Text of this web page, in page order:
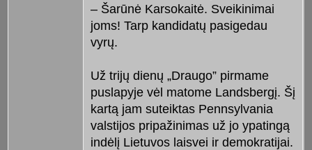
– Šarūnė Karsokaitė. Sveikinimai
joms! Tarp kandidatų pasigedau
vyrų.
Už trijų dienų „Draugo” pirmame
puslapyje vėl matome Landsbergį. Šį
kartą jam suteiktas Pennsylvania
valstijos pripažinimas už jo ypatingą
indėlį Lietuvos laisvei ir demokratijai.